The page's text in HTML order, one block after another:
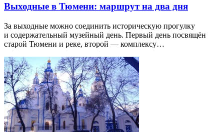
Выходные в Тюмени: маршрут на два дня
За выходные можно соединить историческую прогулку
и содержательный музейный день. Первый день посвящён
старой Тюмени и реке, второй — комплексу…